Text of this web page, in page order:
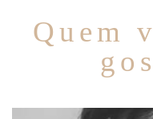
Quem